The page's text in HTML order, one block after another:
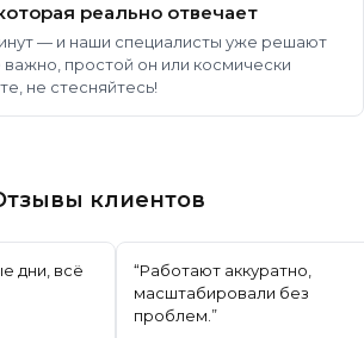
реально отвечает
— и наши специалисты уже решают
простой он или космически
не стесняйтесь!
клиентов
дни, всё
“Работают аккуратно,
масштабировали без
проблем. ”